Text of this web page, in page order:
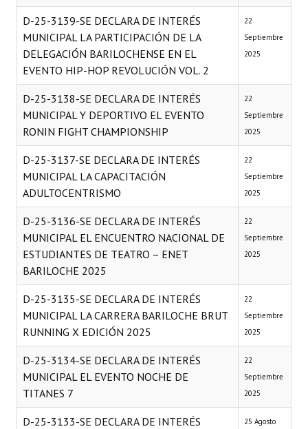
D-25-3139-SE DECLARA DE INTERÉS
MUNICIPAL LA PARTICIPACIÓN DE LA
DELEGACIÓN BARILOCHENSE EN EL
EVENTO HIP-HOP REVOLUCIÓN VOL. 2
22
Septiembre
2025
D-25-3138-SE DECLARA DE INTERÉS
MUNICIPAL Y DEPORTIVO EL EVENTO
RONIN FIGHT CHAMPIONSHIP
22
Septiembre
2025
D-25-3137-SE DECLARA DE INTERÉS
MUNICIPAL LA CAPACITACIÓN
ADULTOCENTRISMO
22
Septiembre
2025
D-25-3136-SE DECLARA DE INTERÉS
MUNICIPAL EL ENCUENTRO NACIONAL DE
ESTUDIANTES DE TEATRO – ENET
BARILOCHE 2025
22
Septiembre
2025
D-25-3135-SE DECLARA DE INTERÉS
MUNICIPAL LA CARRERA BARILOCHE BRUT
RUNNING X EDICIÓN 2025
22
Septiembre
2025
D-25-3134-SE DECLARA DE INTERÉS
MUNICIPAL EL EVENTO NOCHE DE
TITANES 7
22
Septiembre
2025
D-25-3133-SE DECLARA DE INTERÉS
25 Agosto